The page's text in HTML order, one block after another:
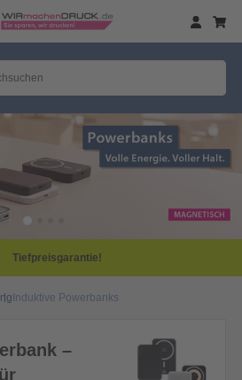
Tiefpreisgarantie!
Induktive Powerbanks
–